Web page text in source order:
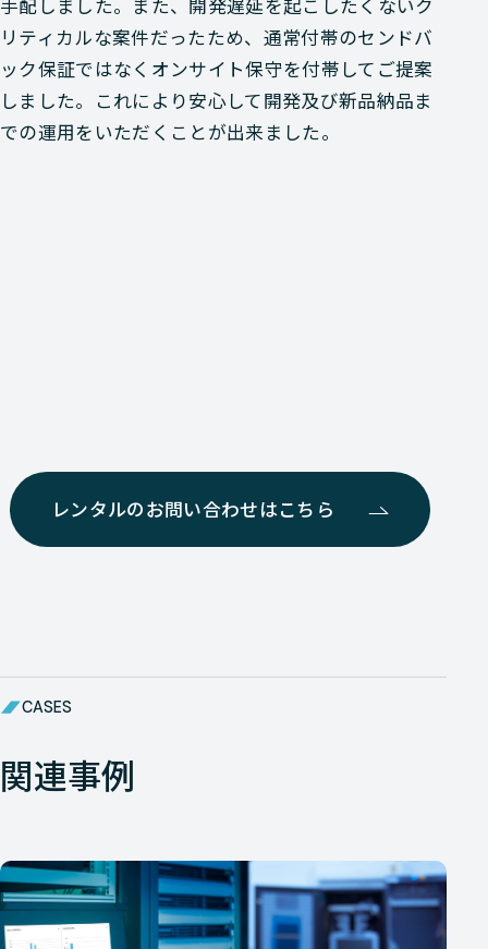
手配しました。また、開発遅延を起こしたくないク
リティカルな案件だったため、通常付帯のセンドバ
ック保証ではなくオンサイト保守を付帯してご提案
しました。これにより安心して開発及び新品納品ま
での運用をいただくことが出来ました。
レンタルのお問い合わせはこちら
CASES
関連事例